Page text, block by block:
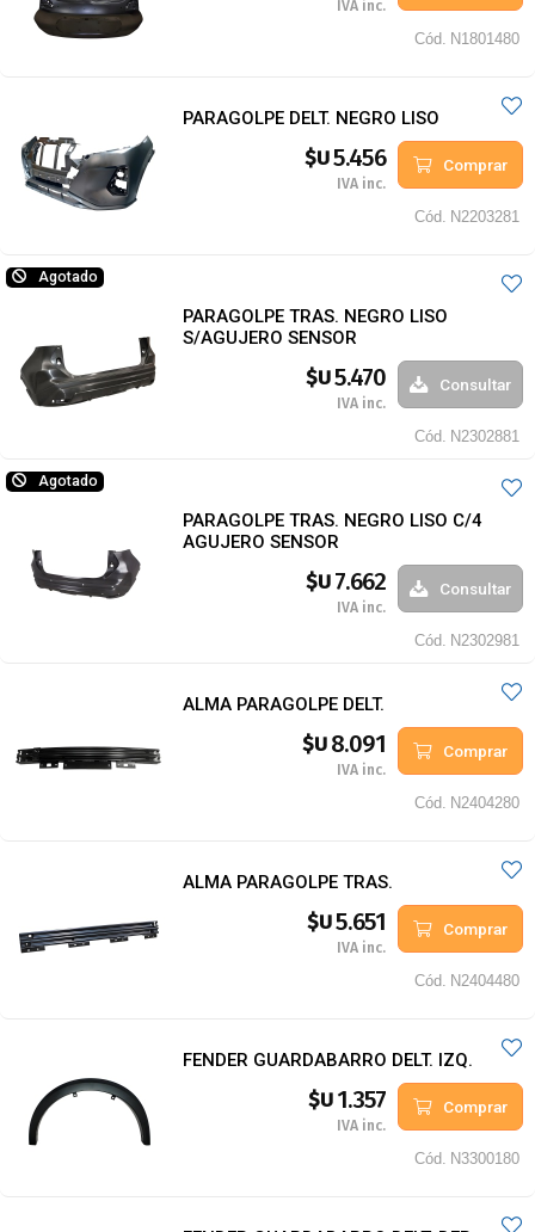
IVA inc.
Cód. N1801480
PARAGOLPE DELT. NEGRO LISO
$U5.456
IVA inc.
Comprar
Cód. N2203281
Agotado
PARAGOLPE TRAS. NEGRO LISO
S/AGUJERO SENSOR
$U5.470
IVA inc.
Consultar
Cód. N2302881
Agotado
PARAGOLPE TRAS. NEGRO LISO C/4
AGUJERO SENSOR
$U7.662
IVA inc.
Consultar
Cód. N2302981
ALMA PARAGOLPE DELT.
$U8.091
IVA inc.
Comprar
Cód. N2404280
ALMA PARAGOLPE TRAS.
$U5.651
IVA inc.
Comprar
Cód. N2404480
FENDER GUARDABARRO DELT. IZQ.
$U1.357
IVA inc.
Comprar
Cód. N3300180